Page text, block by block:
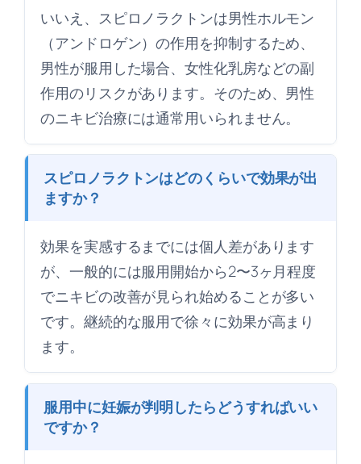
いいえ、スピロノラクトンは男性ホルモン
（アンドロゲン）の作用を抑制するため、
男性が服用した場合、女性化乳房などの副
作用のリスクがあります。そのため、男性
のニキビ治療には通常用いられません。
スピロノラクトンはどのくらいで効果が出
ますか？
効果を実感するまでには個人差があります
が、一般的には服用開始から2〜3ヶ月程度
でニキビの改善が見られ始めることが多い
です。継続的な服用で徐々に効果が高まり
ます。
服用中に妊娠が判明したらどうすればいい
ですか？